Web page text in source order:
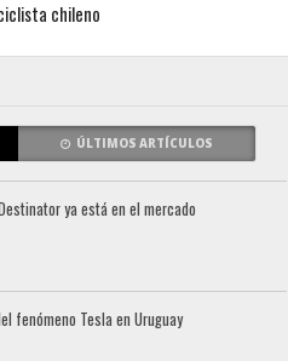
chileno
ÚLTIMOS ARTÍCULOS
ya está en el mercado
fenómeno Tesla en Uruguay